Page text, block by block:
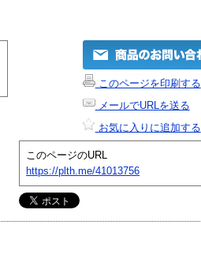
このページを印刷する
メールでURLを送る
お気に入りに追加する
このページのURL
https://plth.me/41013756